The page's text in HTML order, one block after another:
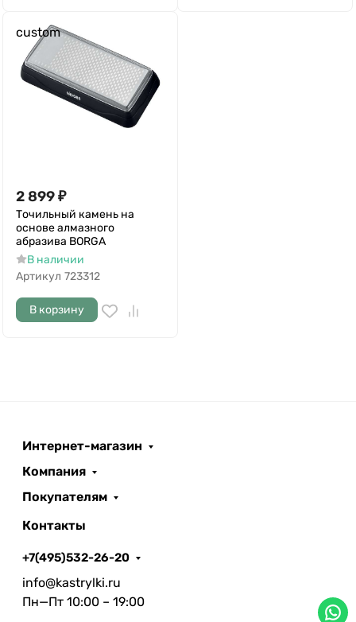
custom
2 899₽
Точильный камень на
основе алмазного
абразива BORGA
В наличии
Артикул 723312
В корзину
Интернет-магазин
Компания
Покупателям
Контакты
+7(495)532-26-20
info@kastrylki.ru
Пн—Пт 10:00 – 19:00